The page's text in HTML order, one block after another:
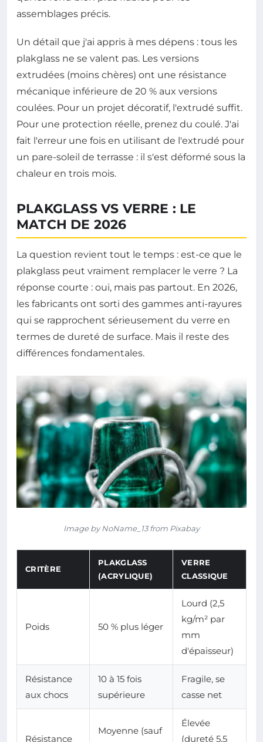
assemblages précis.
Un détail que j'ai appris à mes dépens : tous les
plakglass ne se valent pas. Les versions
extrudées (moins chères) ont une résistance
mécanique inférieure de 20 % aux versions
coulées. Pour un projet décoratif, l'extrudé suffit.
Pour une protection réelle, prenez du coulé. J'ai
fait l'erreur une fois en utilisant de l'extrudé pour
un pare-soleil de terrasse : il s'est déformé sous la
chaleur en trois mois.
PLAKGLASS VS VERRE : LE
MATCH DE 2026
La question revient tout le temps : est-ce que le
plakglass peut vraiment remplacer le verre ? La
réponse courte : oui, mais pas partout. En 2026,
les fabricants ont sorti des gammes anti-rayures
qui se rapprochent sérieusement du verre en
termes de dureté de surface. Mais il reste des
différences fondamentales.
Image by NoName_13 from Pixabay
CRITÈRE
PLAKGLASS
(ACRYLIQUE)
VERRE
CLASSIQUE
Poids 50 % plus léger
Lourd (2,5
kg/m² par
mm
d'épaisseur)
Résistance
aux chocs
10 à 15 fois
supérieure
Fragile, se
casse net
Résistance
Moyenne (sauf
Élevée
(dureté 5,5